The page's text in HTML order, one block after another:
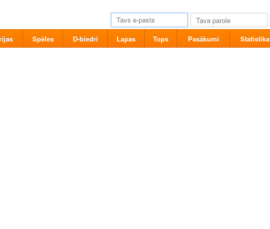
Spēles D-biedri Lapas Tops Pasākumi Statistika